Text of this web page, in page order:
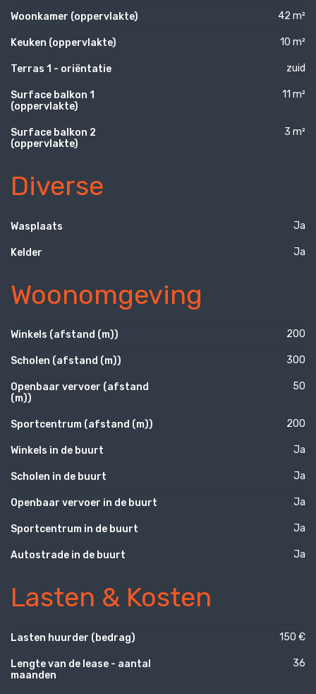
Woonkamer (oppervlakte) 42 m²
Keuken (oppervlakte) 10 m²
Terras 1 - oriëntatie zuid
Surface balkon 1
(oppervlakte)
11 m²
Surface balkon 2
(oppervlakte)
3 m²
Diverse
Wasplaats Ja
Kelder Ja
Woonomgeving
Winkels (afstand (m)) 200
Scholen (afstand (m)) 300
Openbaar vervoer (afstand
(m))
50
Sportcentrum (afstand (m)) 200
Winkels in de buurt Ja
Scholen in de buurt Ja
Openbaar vervoer in de buurt Ja
Sportcentrum in de buurt Ja
Autostrade in de buurt Ja
Lasten & Kosten
Lasten huurder (bedrag) 150 €
Lengte van de lease - aantal
maanden
36